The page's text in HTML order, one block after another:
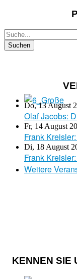
Do, 13 August
Olaf Jacobs:
Fr, 14 August
Frank
Di, 18 August
Frank
Weitere
KENNEN SIE